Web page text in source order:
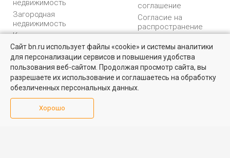
Квартиры на вторичном рынке
Более 10 тысяч квартир в Санкт-Петербурге и области от
собственников и агентств недвижимости
Посмотреть
недвижимость
Загородная
недвижимость
Коммерческая
недвижимость
соглашение
Согласие на
распространение
персональных данных
Карта сайта
Медийная реклама
PR продвижение
Аналитика
недвижимости
Сайт bn.ru использует файлы «cookie» и системы аналитики
для персонализации сервисов и повышения удобства
пользования веб-сайтом. Продолжая просмотр сайта, вы
разрешаете их использование и соглашаетесь на обработку
обезличенных персональных данных.
Хорошо